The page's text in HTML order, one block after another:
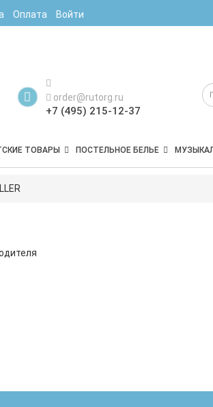
Оплата Войти
order@rutorg.ru
+7 (495) 215-12-37
ТОВАРЫ ПОСТЕЛЬНОЕ БЕЛЬЕ